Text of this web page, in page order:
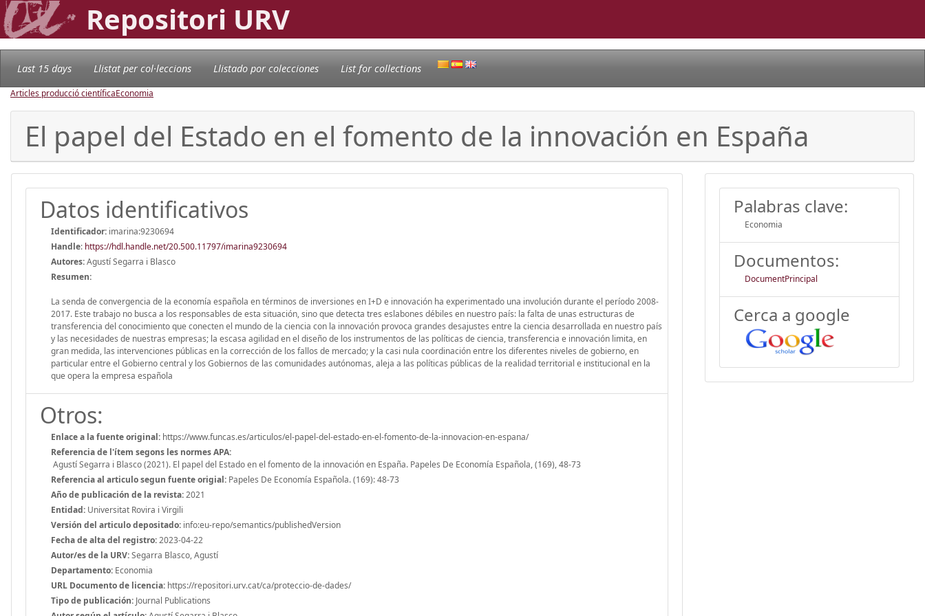
Repositori URV
Last 15 days Llistat per col·leccions Llistado por colecciones List for collections
Articles producció científicaEconomia
El papel del Estado en el fomento de la innovación en España
Datos identificativos
Identificador: imarina:9230694
Handle: https://hdl.handle.net/20.500.11797/imarina9230694
Autores:Agustí Segarra i Blasco
Resumen:
La senda de convergencia de la economía española en términos de inversiones en I+D e innovación ha experimentado una involución durante el período 2008-
2017. Este trabajo no busca a los responsables de esta situación, sino que detecta tres eslabones débiles en nuestro país: la falta de unas estructuras de
transferencia del conocimiento que conecten el mundo de la ciencia con la innovación provoca grandes desajustes entre la ciencia desarrollada en nuestro país
y las necesidades de nuestras empresas; la escasa agilidad en el diseño de los instrumentos de las políticas de ciencia, transferencia e innovación limita, en
gran medida, las intervenciones públicas en la corrección de los fallos de mercado; y la casi nula coordinación entre los diferentes niveles de gobierno, en
particular entre el Gobierno central y los Gobiernos de las comunidades autónomas, aleja a las políticas públicas de la realidad territorial e institucional en la
que opera la empresa española
Otros:
Enlace a la fuente original: https://www.funcas.es/articulos/el-papel-del-estado-en-el-fomento-de-la-innovacion-en-espana/
Referencia de l'ítem segons les normes APA:
Agustí Segarra i Blasco (2021). El papel del Estado en el fomento de la innovación en España. Papeles De Economía Española, (169), 48-73
Referencia al articulo segun fuente origial: Papeles De Economía Española. (169): 48-73
Año de publicación de la revista:2021
Entidad: Universitat Rovira i Virgili
Versión del articulo depositado: info:eu-repo/semantics/publishedVersion
Fecha de alta del registro:2023-04-22
Autor/es de la URV:Segarra Blasco, Agustí
Departamento: Economia
URL Documento de licencia: https://repositori.urv.cat/ca/proteccio-de-dades/
Tipo de publicación: Journal Publications
Palabras clave:
Economia
Documentos:
DocumentPrincipal
Cerca a google